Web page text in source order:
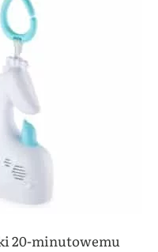
20-minutowemu